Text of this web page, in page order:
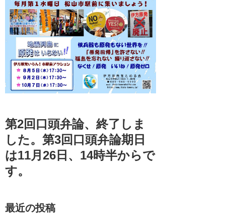
第2回口頭弁論、終了しま
した。第3回口頭弁論期日
は11月26日、14時半からで
す。
最近の投稿